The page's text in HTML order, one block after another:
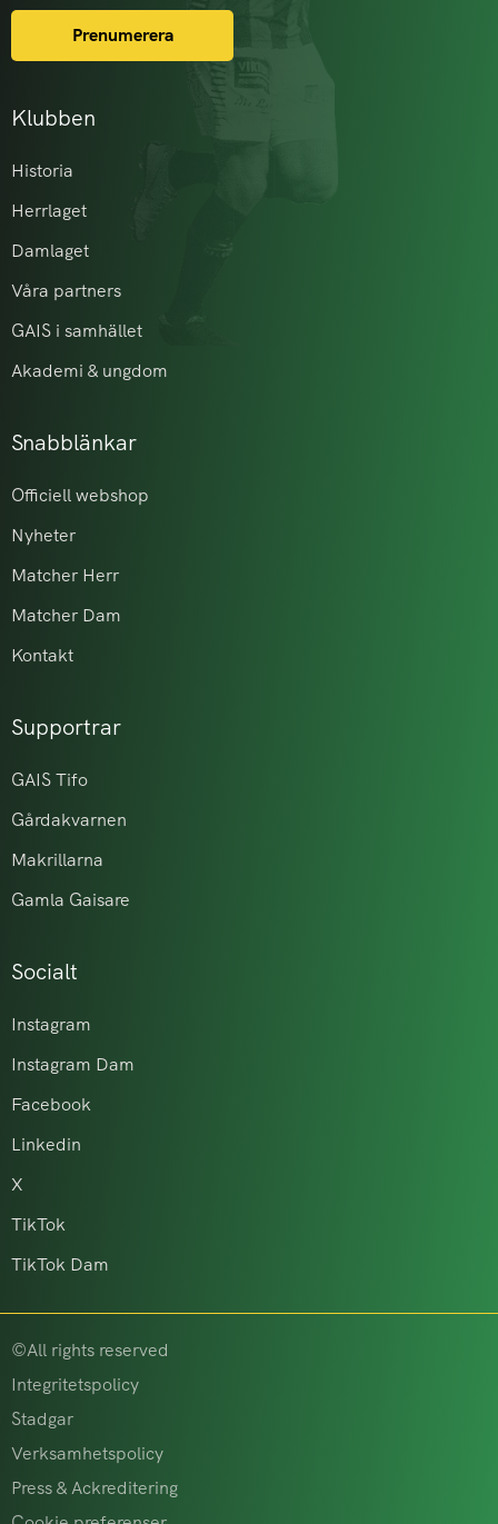
Klubben
Historia
Herrlaget
Damlaget
Våra partners
GAIS i samhället
Akademi & ungdom
Snabblänkar
Officiell webshop
Nyheter
Matcher Herr
Matcher Dam
Kontakt
Supportrar
GAIS Tifo
Gårdakvarnen
Makrillarna
Gamla Gaisare
Socialt
Instagram
Instagram Dam
Facebook
Linkedin
X
TikTok
TikTok Dam
Prenumerera
©All rights reserved
Integritetspolicy
Stadgar
Verksamhetspolicy
Press & Ackreditering